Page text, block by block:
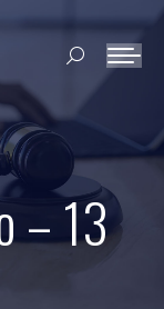
Search:
– 13